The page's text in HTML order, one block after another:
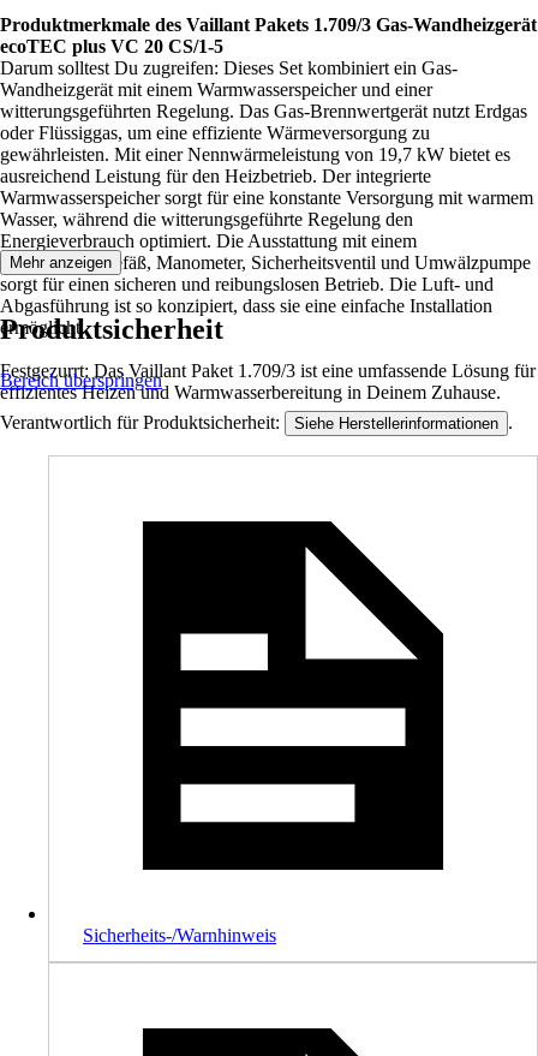
Produktmerkmale des Vaillant Pakets 1.709/3 Gas-Wandheizgerät
ecoTEC plus VC 20 CS/1-5
Darum solltest Du zugreifen: Dieses Set kombiniert ein Gas-
Wandheizgerät mit einem Warmwasserspeicher und einer
witterungsgeführten Regelung. Das Gas-Brennwertgerät nutzt Erdgas
oder Flüssiggas, um eine effiziente Wärmeversorgung zu
gewährleisten. Mit einer Nennwärmeleistung von 19,7 kW bietet es
ausreichend Leistung für den Heizbetrieb. Der integrierte
Warmwasserspeicher sorgt für eine konstante Versorgung mit warmem
Wasser, während die witterungsgeführte Regelung den
Energieverbrauch optimiert. Die Ausstattung mit einem
Ausdehnungsgefäß, Manometer, Sicherheitsventil und Umwälzpumpe
sorgt für einen sicheren und reibungslosen Betrieb. Die Luft- und
Abgasführung ist so konzipiert, dass sie eine einfache Installation
ermöglicht.
Festgezurrt: Das Vaillant Paket 1.709/3 ist eine umfassende Lösung für
effizientes Heizen und Warmwasserbereitung in Deinem Zuhause.
Mehr anzeigen
Produktsicherheit
Bereich überspringen
Verantwortlich für Produktsicherheit: Siehe Herstellerinformationen .
Sicherheits-/Warnhinweis